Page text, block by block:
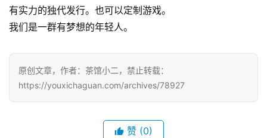
有实力的独代发行。也可以定制游戏。
我们是一群有梦想的年轻人。
原创文章，作者：茶馆小二，禁止转载：
https://youxichaguan.com/archives/78927
赞 (0)